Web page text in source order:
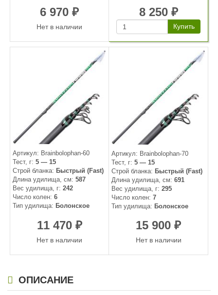
6 970 ₽
Нет в наличии
8 250 ₽
Купить
Артикул: Brainbolophan-60
Тест, г 5 — 15
Строй бланка
Быстрый (Fast)
Длина удилища, см 587
Вес удилища, г 242
Число колен 6
Тип удилища
Болонское
11 470 ₽
Нет в наличии
Артикул: Brainbolophan-70
Тест, г 5 — 15
Строй бланка
Быстрый (Fast)
Длина удилища, см 691
Вес удилища, г 295
Число колен 7
Тип удилища
Болонское
15 900 ₽
Нет в наличии
ОПИСАНИЕ